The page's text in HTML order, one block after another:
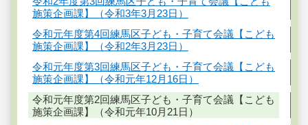
施策企画課】（令和3年3月23日）
令和元年度第4回練馬区子ども・子育て会議【こども
施策企画課】（令和2年3月23日）
令和元年度第3回練馬区子ども・子育て会議【こども
施策企画課】（令和元年12月16日）
令和元年度第2回練馬区子ども・子育て会議【こども
施策企画課】（令和元年10月21日）